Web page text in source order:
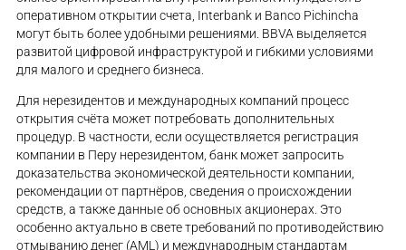
оперативном открытии счета, Interbank и Banco Pichincha
могут быть более удобными решениями. BBVA выделяется
развитой цифровой инфраструктурой и гибкими условиями
для малого и среднего бизнеса.
Для нерезидентов и международных компаний процесс
открытия счёта может потребовать дополнительных
процедур. В частности, если осуществляется регистрация
компании в Перу нерезидентом, банк может запросить
доказательства экономической деятельности компании,
рекомендации от партнёров, сведения о происхождении
средств, а также данные об основных акционерах. Это
особенно актуально в свете требований по противодействию
отмыванию денег (AML) и международным стандартам